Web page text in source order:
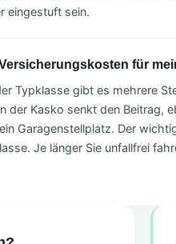
eingestuft sein.
für
Typklasse gibt es mehrere
der Kasko senkt den Beitrag,
Garagenstellplatz. Der
Je länger Sie unfallfrei